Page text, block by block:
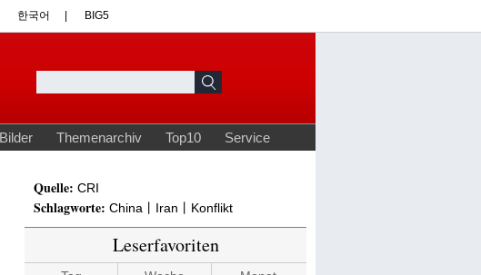
Quelle: CRI
Schlagworte: China丨Iran丨Konflikt